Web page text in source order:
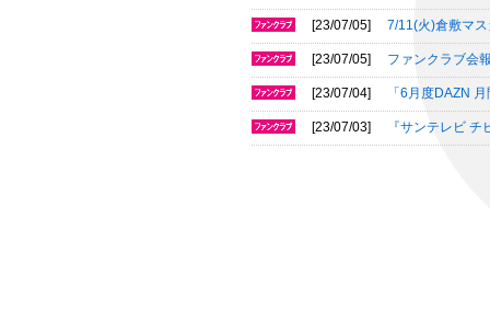
[23/07/05] 7/11(火)倉敷マ
[23/07/05] ファンクラブ会
[23/07/04] 「6月度DAZN
[23/07/03] 『サンテレビ